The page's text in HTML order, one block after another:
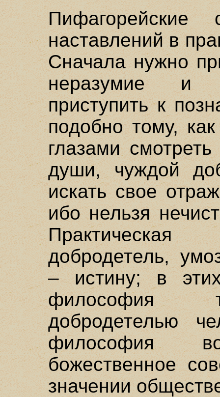
наставлений в
Сначала нужно
неразумие и
приступить к
подобно тому,
глазами
души, чуждой
искать свое
ибо нельзя
добродетель,
– истину; в этих
философия
добродетелью
философия
божественное
значении